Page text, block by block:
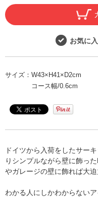
お気に
サイズ： W43×H41×D2cm
コース幅/0.6cm
ドイツから入荷をしたサー
りシンプルながら壁に飾っ
やガレージの壁に飾れば大迫
わかる人にしかわからない